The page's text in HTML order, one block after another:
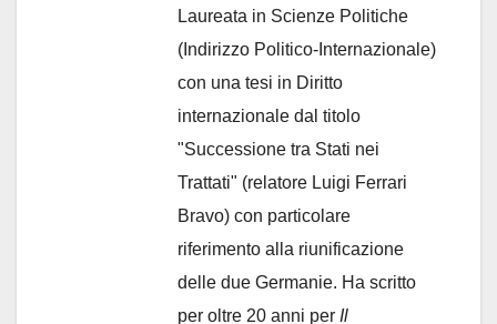
Laureata in Scienze Politiche
(Indirizzo Politico-Internazionale)
con una tesi in Diritto
internazionale dal titolo
"Successione tra Stati nei
Trattati" (relatore Luigi Ferrari
Bravo) con particolare
riferimento alla riunificazione
delle due Germanie. Ha scritto
per oltre 20 anni per Il